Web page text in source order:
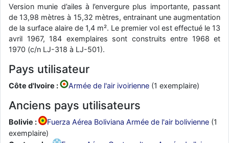
passionnée par l'aviation militaire , pourrais je savoir que faire après
le lycée pour s'orienter et pouvoir devenir officier de l'armée de l'air?
d9pouces: lesquels, par exemple ?
mahmoud: bonsoir, très instructif ce site .mais nous aimerions avoir
d9pouces: Ça me casse quand même bien les pieds, j’avoue
jericho : Pour moi tout est à nouveau OK dirait-on… Merci à toi.
d9pouces: En espérant n’avoir coupé les accessoires de personne
d9pouces: j'ai trouvé un palliatif un peu violent, mais ça devrait aller
un peu mieux
Version munie d’ailes à l’envergure plus importante, passant
de 13,98 mètres à 15,32 mètres, entrainant une augmentation
de la surface alaire de 1,4 m². Le premier vol est effectué le 13
avril 1967, 184 exemplaires sont construits entre 1968 et
1970 (c/n LJ-318 à LJ-501).
Pays utilisateur
Côte d'Ivoire : Armée de l'air ivoirienne (1 exemplaire)
Anciens pays utilisateurs
Bolivie : Fuerza Aérea Boliviana Armée de l'air bolivienne (1
exemplaire)